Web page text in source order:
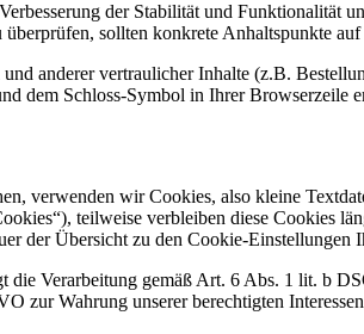
der Stabilität und Funktionalität
sollten konkrete Anhaltspunkte
anderer vertraulicher Inhalte (z.B.
dem Schloss-Symbol in Ihrer Browserzeile
verwenden wir Cookies, also kleine
teilweise verbleiben diese Cookies
der Übersicht zu den Cookie-Einstellungen
die Verarbeitung gemäß Art. 6 Abs. 1 lit. b
Wahrung unserer berechtigten